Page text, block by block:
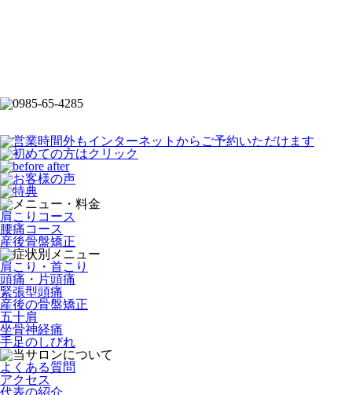
肩こりコース
腰痛コース
産後骨盤矯正
肩こり・首こり
頭痛・片頭痛
緊張型頭痛
産後の骨盤矯正
五十肩
坐骨神経痛
手足のしびれ
よくある質問
アクセス
代表の紹介